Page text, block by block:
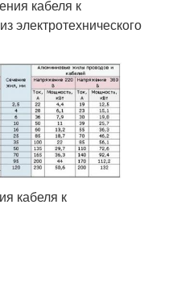
кабеля к
электротехнического
кабеля к